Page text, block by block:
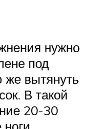
нужно
под
же вытянуть
В такой
20-30